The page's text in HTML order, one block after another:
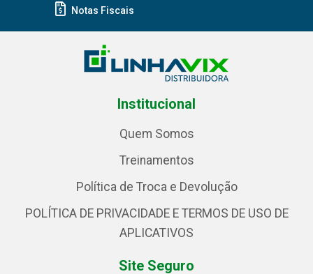
Notas Fiscais
Institucional
Quem Somos
Treinamentos
Política de Troca e Devolução
POLÍTICA DE PRIVACIDADE E TERMOS DE USO DE
APLICATIVOS
Site Seguro